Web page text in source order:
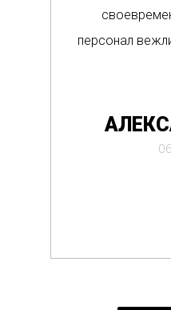
персонал